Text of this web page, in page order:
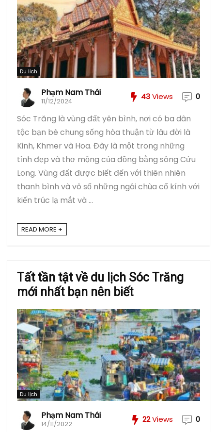
Du lịch
Phạm Nam Thái
11/12/2024 43Views 0
Sóc Trăng là vùng đất yên bình, nơi có ba dân
tộc bạn bè chung sống hòa thuận từ lâu đời là
Kinh, Khmer và Hoa. Đây là một trong những
tỉnh đẹp và thơ mộng của đồng bằng sông Cửu
Long. Vùng đất được biết đến với thiên nhiên
thanh bình và vô số những ngôi chùa cổ kính với
kiến ​​trúc lạ mắt và ...
READ MORE +
Tất tần tật về du lịch Sóc Trăng
mới nhất bạn nên biết
Du lịch
Phạm Nam Thái
14/11/2022 22Views 0